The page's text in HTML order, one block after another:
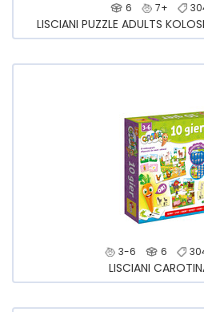
6 7+
LISCIANI PUZZLE ADULTS
3-6 6
LISCIANI